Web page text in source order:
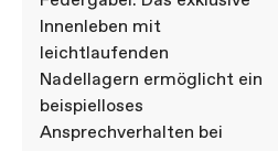
Innenleben mit
leichtlaufenden
Nadellagern ermöglicht ein
beispielloses
Ansprechverhalten bei